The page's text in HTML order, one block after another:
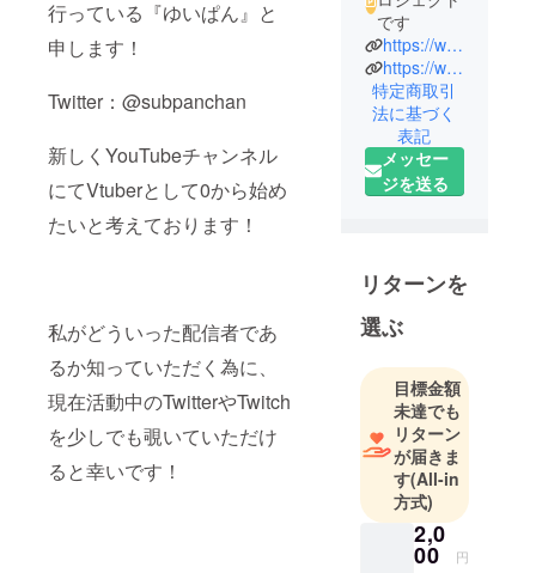
行っている『ゆいぱん』と
申します！
Twitter：@subpanchan
新しくYouTubeチャンネル
にてVtuberとして0から始め
たいと考えております！
私がどういった配信者であ
るか知っていただく為に、
現在活動中のTwitterやTwitch
を少しでも覗いていただけ
ると幸いです！
です
https://www.twgtch.tv/yuipan18
https://www.mildom.com/11174593
特定商取引
法に基づく
表記
メッセー
ジを送る
リターンを
選ぶ
目標金額
未達でも
リターン
が届きま
す(All-in
方式)
2,0
00 円